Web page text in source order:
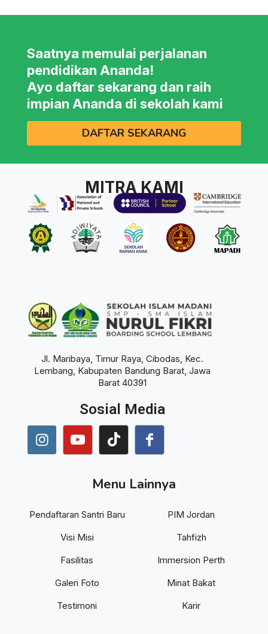
Saatnya memulai perjalanan
pendidikan Ananda!
Ayo daftar sekarang dan raih
impian Ananda di sekolah kami
DAFTAR SEKARANG
MITRA KAMI
Jl. Maribaya, Timur Raya, Cibodas, Kec.
Lembang, Kabupaten Bandung Barat, Jawa
Barat 40391
Sosial Media
Menu Lainnya
Pendaftaran Santri Baru
Visi Misi
Fasilitas
Galeri Foto
Testimoni
PIM Jordan
Tahfizh
Immersion Perth
Minat Bakat
Karir